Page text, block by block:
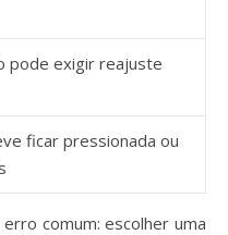
pode exigir reajuste
ficar pressionada ou
comum: escolher uma